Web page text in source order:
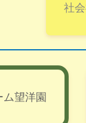
社
ム望洋園